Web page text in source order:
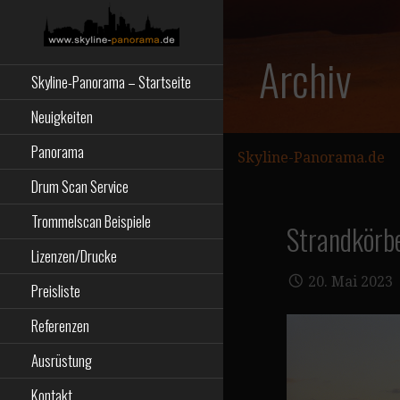
SKYLINE-
PANORAMA.DE
Skyline-Panorama – Startseite
Neuigkeiten
Panorama
Drum Scan Service
Trommelscan Beispiele
Lizenzen/Drucke
Preisliste
Referenzen
Ausrüstung
Kontakt
Archiv
Skyline-Panorama.de
20. Mai 2023